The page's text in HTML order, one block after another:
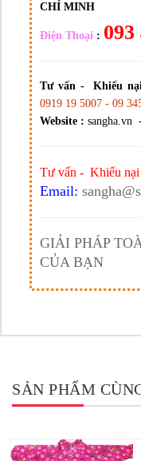
CHÍ MINH
Điện Thoại : 093
Tư vấn - Khiếu
0919 19 5007 - 09
Website : sangha.vn
Tư vấn - Khiếu nại
Email:
GIẢI PHÁP
CỦA BẠN
SẢN PHẨM